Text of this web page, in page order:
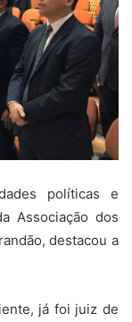
políticas e
Associação dos
destacou a
já foi juiz de